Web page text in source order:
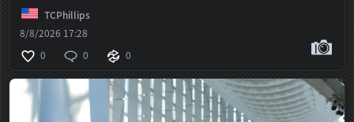
TCPhillips
8/8/2026 17:28
0
0 0